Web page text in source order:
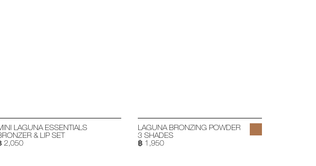
LAGUNA ESSENTIALS
& LIP SET
2,050
LAGUNA BRONZING POWDER
3 SHADES
฿ 1,950